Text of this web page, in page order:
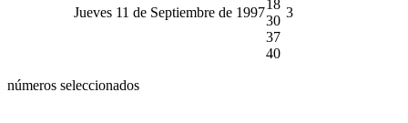
Jueves 11 de Septiembre de 1997
18
30
37
40
3
números seleccionados